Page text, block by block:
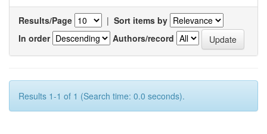
Results/Page | Sort items by
In order
Authors/record
Results 1-1 of 1 (Search time: 0.0 seconds).